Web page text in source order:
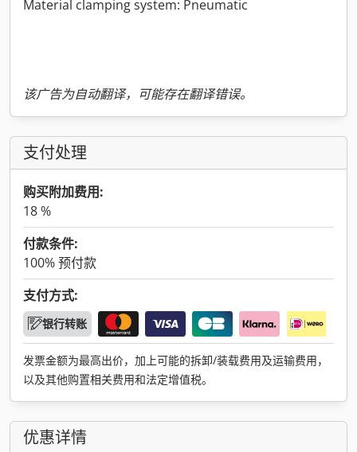
Material clamping system: Pneumatic
该广告为自动翻译，可能存在翻译错误。
支付处理
购买附加费用:
18 %
付款条件:
100% 预付款
支付方式:
银行转账
发票金额为最高出价，加上可能的拆卸/装载费用及运输费用，
以及其他购置相关费用和法定增值税。
优惠详情